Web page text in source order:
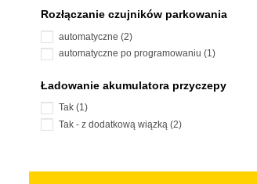
Rozłączanie czujników parkowania
automatyczne (2)
automatyczne po programowaniu (1)
Ładowanie akumulatora przyczepy
Tak (1)
Tak - z dodatkową wiązką (2)